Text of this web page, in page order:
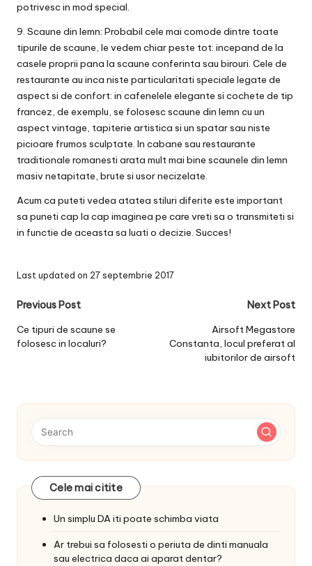
potrivesc in mod special.
9. Scaune din lemn: Probabil cele mai comode dintre toate
tipurile de scaune, le vedem chiar peste tot: incepand de la
casele proprii pana la scaune conferinta sau birouri. Cele de
restaurante au inca niste particularitati speciale legate de
aspect si de confort: in cafenelele elegante si cochete de tip
francez, de exemplu, se folosesc scaune din lemn cu un
aspect vintage, tapiterie artistica si un spatar sau niste
picioare frumos sculptate. In cabane sau restaurante
traditionale romanesti arata mult mai bine scaunele din lemn
masiv netapitate, brute si usor necizelate.
Acum ca puteti vedea atatea stiluri diferite este important
sa puneti cap la cap imaginea pe care vreti sa o transmiteti si
in functie de aceasta sa luati o decizie. Succes!
Last updated on 27 septembrie 2017
Post
navigation
Previous Post
Ce tipuri de scaune se
folosesc in localuri?
Next Post
Airsoft Megastore
Constanta, locul preferat al
iubitorilor de airsoft
Cele mai citite
Un simplu DA iti poate schimba viata
Ar trebui sa folosesti o periuta de dinti manuala
sau electrica daca ai aparat dentar?